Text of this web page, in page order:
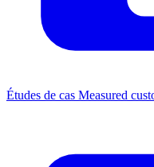
Études de cas Measured